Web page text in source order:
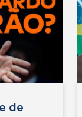
de